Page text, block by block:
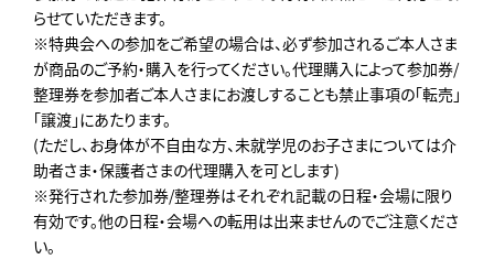
らせていただきます。
※特典会への参加をご希望の場合は、必ず参加されるご本人さま
が商品のご予約・購入を行ってください。代理購入によって参加券/
整理券を参加者ご本人さまにお渡しすることも禁止事項の「転売」
「譲渡」にあたります。
(ただし、お身体が不自由な方、未就学児のお子さまについては介
助者さま・保護者さまの代理購入を可とします)
※発行された参加券/整理券はそれぞれ記載の日程・会場に限り
有効です。他の日程・会場への転用は出来ませんのでご注意くださ
い。